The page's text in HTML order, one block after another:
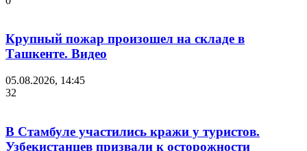
Крупный пожар произошел на складе в
Ташкенте. Видео
05.08.2026, 14:45
32
В Стамбуле участились кражи у туристов.
Узбекистанцев призвали к осторожности